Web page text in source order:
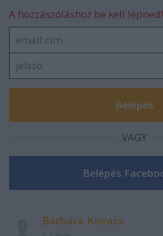
A hozzászóláshoz be kell lépned!
VAGY
Barbara Kovacs